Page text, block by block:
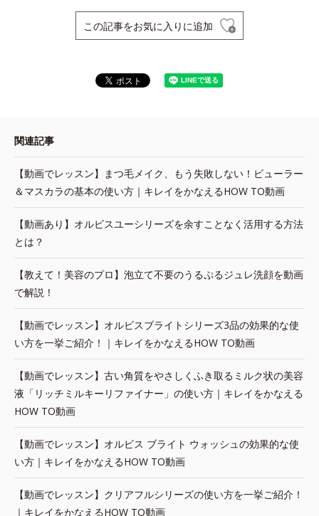
この記事をお気に入りに追加
関連記事
【動画でレッスン】まつ毛メイク、もう失敗しない！ビューラー
＆マスカラの基本の使い方｜キレイをかなえるHOW TO動画
【動画あり】オルビスユーシリーズを余すことなく活用する方法
とは？
【教えて！美容のプロ】泡立て不要のうるぷるジュレ洗顔を動画
で解説！
【動画でレッスン】オルビスブライトシリーズ3品の効果的な使
い方を一挙ご紹介！｜キレイをかなえるHOW TO動画
【動画でレッスン】古い角質をやさしくふき取るミルク状の美容
液「リッチミルキーリファイナー」の使い方｜キレイをかなえる
HOW TO動画
【動画でレッスン】オルビス ブライト ウォッシュの効果的な使
い方｜キレイをかなえるHOW TO動画
【動画でレッスン】クリアフルシリーズの使い方を一挙ご紹介！
｜キレイをかなえるHOW TO動画